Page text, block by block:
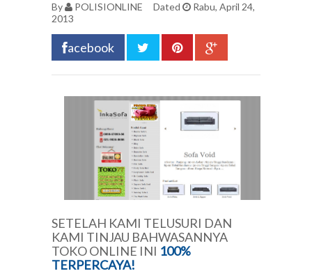
By POLISIONLINE Dated
Rabu, April 24,
2013
acebook
SETELAH KAMI TELUSURI DAN
KAMI TINJAU BAHWASANNYA
TOKO ONLINE INI 100%
TERPERCAYA!